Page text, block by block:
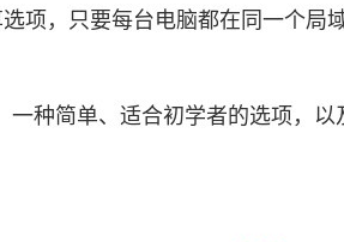
项，只要每台电脑都在同一个局
一种简单、适合初学者的选项，